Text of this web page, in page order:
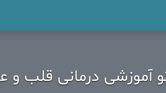
آموزشی درمانی قلب و